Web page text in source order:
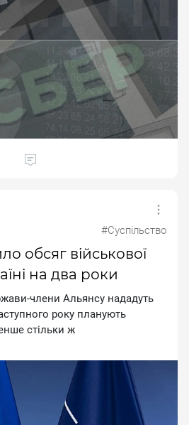
#Суспільство
обсяг військової
на два роки
члeни Aльянcу нaдaдуть
poку плaнують
cтiльки ж